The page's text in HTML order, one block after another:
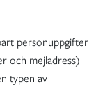
personuppgifter
och mejladress)
typen av